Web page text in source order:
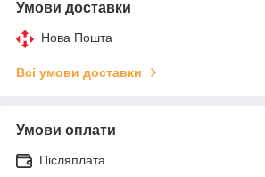
Умови доставки
Нова Пошта
Всі умови доставки
Умови оплати
Післяплата